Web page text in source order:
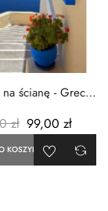
ścianę - Grecja
zł 99,00 zł
KOSZYKA